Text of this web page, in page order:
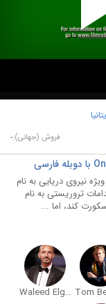
فروش (جهانی):-
نیروی دریایی به نام
تروریستی به نام
کند، اما ...
Waleed Elgadi